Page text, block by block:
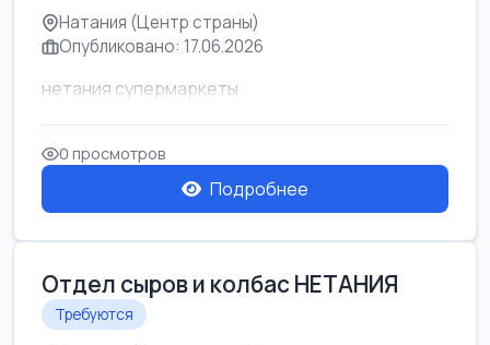
Натания (Центр страны)
Опубликовано: 17.06.2026
нетания супермаркеты
0 просмотров
Подробнее
Отдел сыров и колбас НЕТАНИЯ
Требуются